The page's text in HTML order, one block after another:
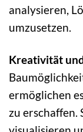
analysieren,
umzusetzen.
Kreativität
ermöglichen
zu erschaffen.